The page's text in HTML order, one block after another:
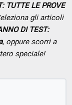
TUTTE LE PROVE
gli articoli
DI TEST:
, oppure scorri a
speciale!